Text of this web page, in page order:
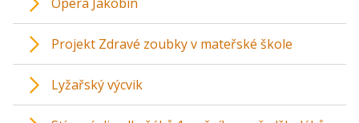
Projekt Zdravé zoubky v mateřské škole
Lyžařský výcvik